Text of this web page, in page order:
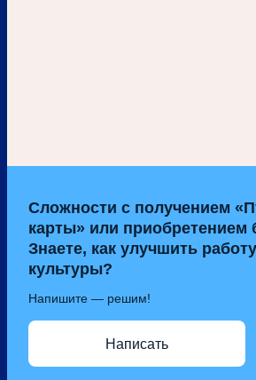
Сложности с получением
карты» или приобретением
Знаете, как улучшить
культуры?
Напишите — решим!
Написать